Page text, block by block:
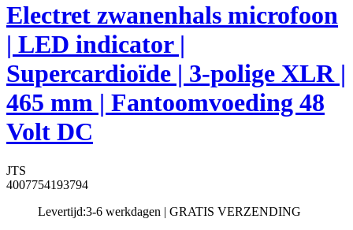
Electret zwanenhals microfoon
| LED indicator |
Supercardioïde | 3-polige XLR |
465 mm | Fantoomvoeding 48
Volt DC
JTS
4007754193794
Levertijd:3-6 werkdagen | GRATIS VERZENDING